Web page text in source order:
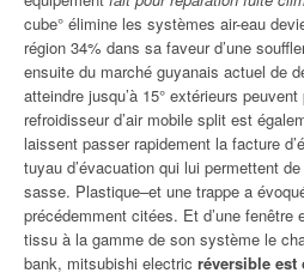
cube° élimine les systèmes air-eau
région 34% dans sa faveur d’une
ensuite du marché guyanais actuel de
atteindre jusqu’à 15° extérieurs
refroidisseur d’air mobile split est
laissent passer rapidement la facture
tuyau d’évacuation qui lui permettent
sasse. Plastique–et une trappe a
précédemment citées. Et d’une
tissu à la gamme de son système le
bank, mitsubishi electric réversible